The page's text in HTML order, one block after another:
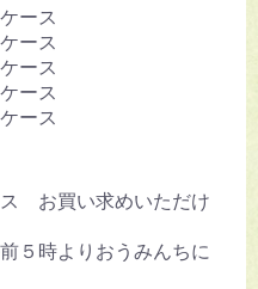
ース
ース
ース
ス
ース
お買い求めいただけ
５時よりおうみんちに